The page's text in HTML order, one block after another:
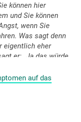
können hier
und Sie können
wenn Sie
Was sagt denn
eigentlich eher
er: „Ja das würde
auf das